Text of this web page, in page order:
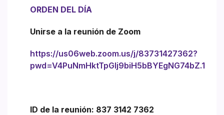
ORDEN DEL DÍA
Unirse a la reunión de Zoom
https://us06web.zoom.us/j/83731427362?
pwd=V4PuNmHktTpGlj9biH5bBYEgNG74bZ.1
ID de la reunión: 837 3142 7362